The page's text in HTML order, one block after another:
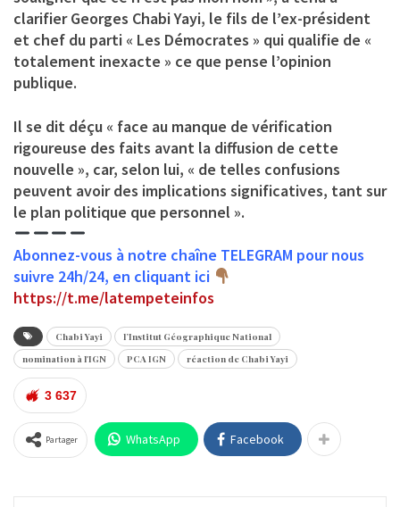
clarifier Georges Chabi Yayi, le fils de l’ex-président
et chef du parti « Les Démocrates » qui qualifie de «
totalement inexacte » ce que pense l’opinion
publique.
Il se dit déçu « face au manque de vérification
rigoureuse des faits avant la diffusion de cette
nouvelle », car, selon lui, « de telles confusions
peuvent avoir des implications significatives, tant sur
le plan politique que personnel ».
Abonnez-vous à notre chaîne TELEGRAM pour nous
suivre 24h/24, en cliquant ici
https://t.me/latempeteinfos
Chabi Yayi
l’Institut Géographique National
nomination à l'IGN
PCA IGN réaction de Chabi Yayi
3 637
Partager WhatsApp Facebook